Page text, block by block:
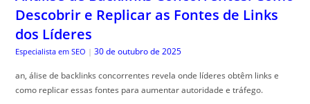
Descobrir e Replicar as Fontes de Links
dos Líderes
Especialista em SEO | 30 de outubro de 2025
an, álise de backlinks concorrentes revela onde líderes obtêm links e
como replicar essas fontes para aumentar autoridade e tráfego.